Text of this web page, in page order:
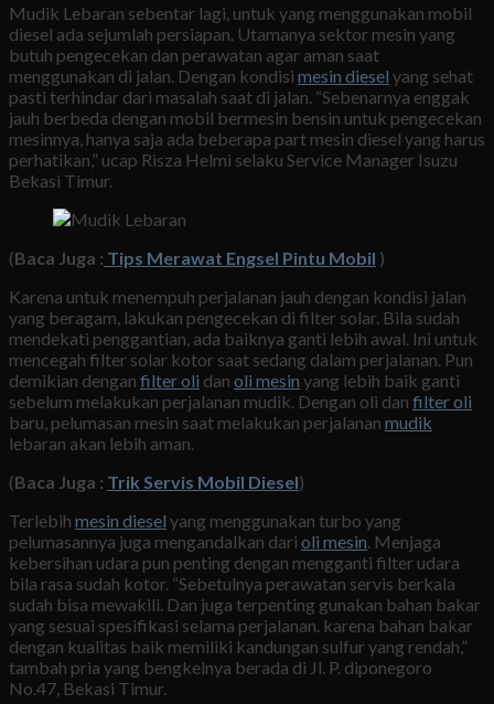
Mudik Lebaran sebentar lagi, untuk yang menggunakan mobil
diesel ada sejumlah persiapan. Utamanya sektor mesin yang
butuh pengecekan dan perawatan agar aman saat
menggunakan di jalan. Dengan kondisi mesin diesel yang sehat
pasti terhindar dari masalah saat di jalan. “Sebenarnya enggak
jauh berbeda dengan mobil bermesin bensin untuk pengecekan
mesinnya, hanya saja ada beberapa part mesin diesel yang harus
perhatikan,” ucap Risza Helmi selaku Service Manager Isuzu
Bekasi Timur.
(Baca Juga : Tips Merawat Engsel Pintu Mobil )
Karena untuk menempuh perjalanan jauh dengan kondisi jalan
yang beragam, lakukan pengecekan di filter solar. Bila sudah
mendekati penggantian, ada baiknya ganti lebih awal. Ini untuk
mencegah filter solar kotor saat sedang dalam perjalanan. Pun
demikian dengan filter oli dan oli mesin yang lebih baik ganti
sebelum melakukan perjalanan mudik. Dengan oli dan filter oli
baru, pelumasan mesin saat melakukan perjalanan mudik
lebaran akan lebih aman.
(Baca Juga : Trik Servis Mobil Diesel)
Terlebih mesin diesel yang menggunakan turbo yang
pelumasannya juga mengandalkan dari oli mesin. Menjaga
kebersihan udara pun penting dengan mengganti filter udara
bila rasa sudah kotor. “Sebetulnya perawatan servis berkala
sudah bisa mewakili. Dan juga terpenting gunakan bahan bakar
yang sesuai spesifikasi selama perjalanan. karena bahan bakar
dengan kualitas baik memiliki kandungan sulfur yang rendah,”
tambah pria yang bengkelnya berada di Jl. P. diponegoro
No.47, Bekasi Timur.